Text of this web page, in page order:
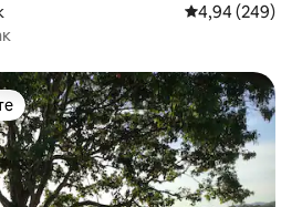
Просечна
4,94 (249)
на гостите“